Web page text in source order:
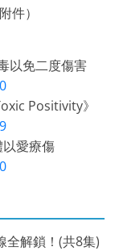
件）
以免二度傷害
Positivity》
愛療傷
全解鎖！(共8集)